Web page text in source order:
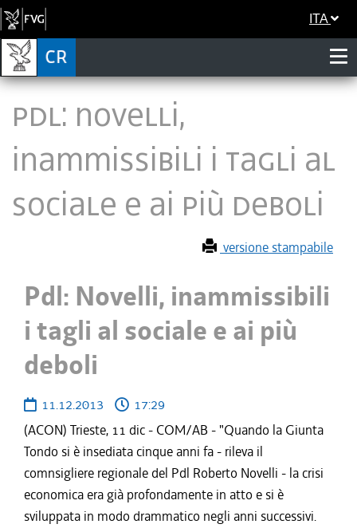
ITA
Pdl: Novelli,
inammissibili i tagli al
sociale e ai più deboli
versione stampabile
Pdl: Novelli, inammissibili
i tagli al sociale e ai più
deboli
11.12.2013
17:29
(ACON) Trieste, 11 dic - COM/AB - "Quando la Giunta
Tondo si è insediata cinque anni fa - rileva il
comnsigliere regionale del Pdl Roberto Novelli - la crisi
economica era già profondamente in atto e si è
sviluppata in modo drammatico negli anni successivi.